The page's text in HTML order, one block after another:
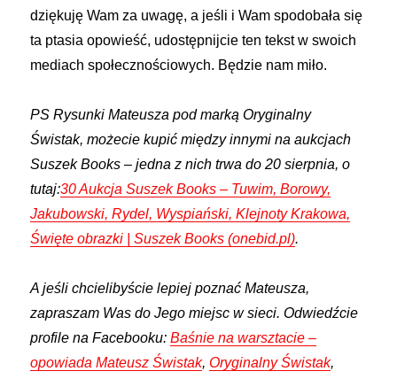
dziękuję Wam za uwagę, a jeśli i Wam spodobała się
ta ptasia opowieść, udostępnijcie ten tekst w swoich
mediach społecznościowych. Będzie nam miło.
PS Rysunki Mateusza pod marką Oryginalny
Świstak, możecie kupić między innymi na aukcjach
Suszek Books – jedna z nich trwa do 20 sierpnia, o
tutaj:30 Aukcja Suszek Books – Tuwim, Borowy,
Jakubowski, Rydel, Wyspiański, Klejnoty Krakowa,
Święte obrazki | Suszek Books (onebid.pl).
A jeśli chcielibyście lepiej poznać Mateusza,
zapraszam Was do Jego miejsc w sieci. Odwiedźcie
profile na Facebooku:Baśnie na warsztacie –
opowiada Mateusz Świstak,Oryginalny Świstak,